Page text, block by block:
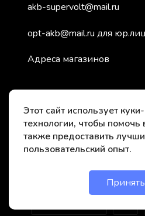
akb-supervolt@mail.ru
opt-akb@mail.ru для
Адреса магазинов
2026 © СуперВольт -
*Instagram принадлежит компании Meta,
Этот сайт использует
технологии, чтобы помочь
также предоставить
пользовательский опыт.
Принять